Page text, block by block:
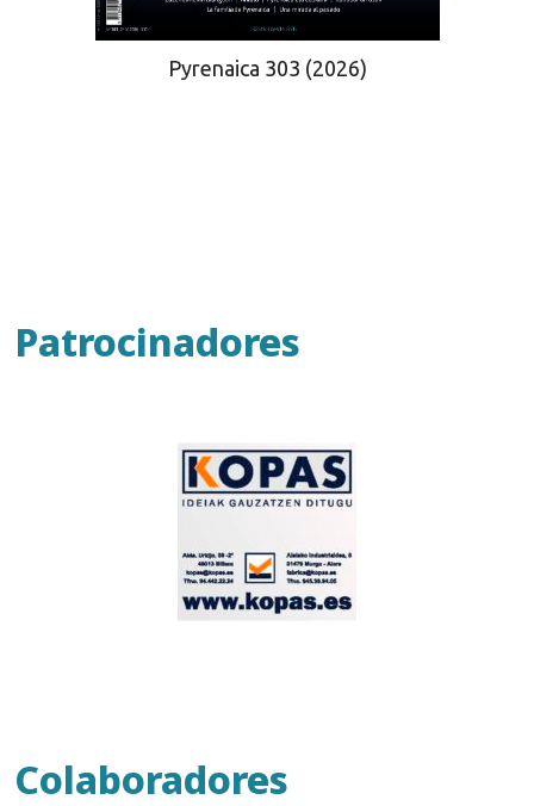
Pyrenaica 303 (2026)
Patrocinadores
Colaboradores